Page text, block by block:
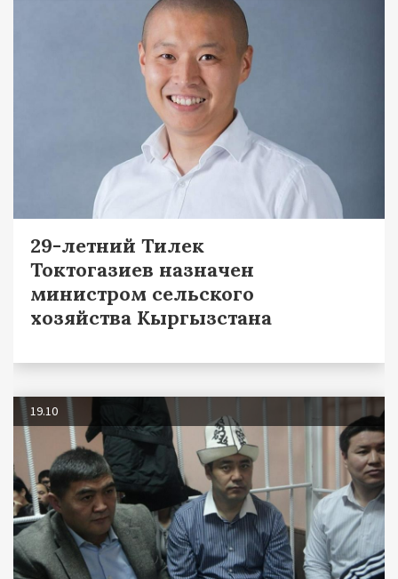
29-летний Тилек
Токтогазиев назначен
министром сельского
хозяйства Кыргызстана
19.10